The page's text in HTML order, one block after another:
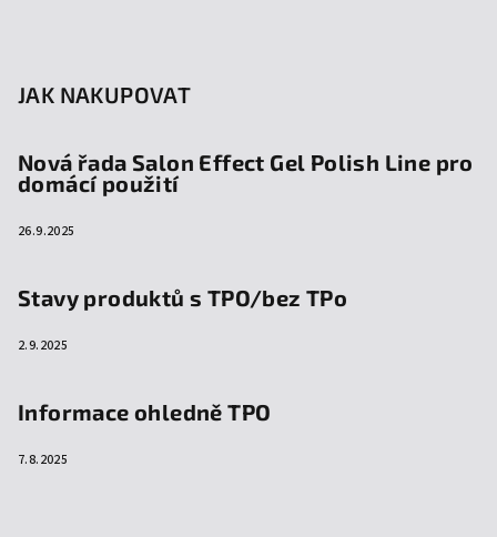
JAK NAKUPOVAT
Nová řada Salon Effect Gel Polish Line pro
domácí použití
26.9.2025
Stavy produktů s TPO/bez TPo
2.9.2025
Informace ohledně TPO
7.8.2025